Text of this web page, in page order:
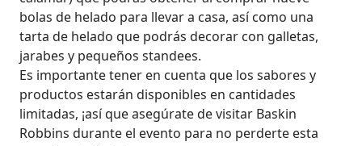
bolas de helado para llevar a casa, así como una
tarta de helado que podrás decorar con galletas,
jarabes y pequeños standees.
Es importante tener en cuenta que los sabores y
productos estarán disponibles en cantidades
limitadas, ¡así que asegúrate de visitar Baskin
Robbins durante el evento para no perderte esta